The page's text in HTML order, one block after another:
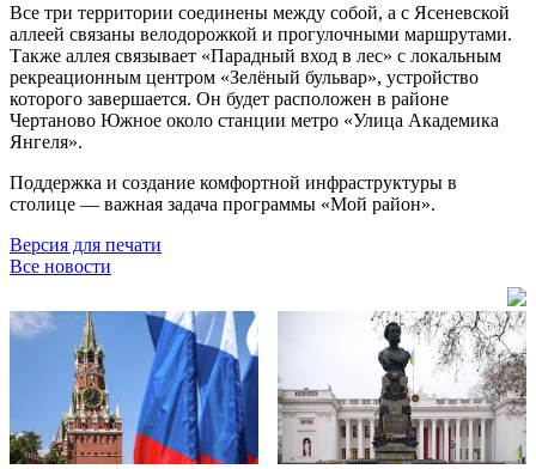
Все три территории соединены между собой, а с Ясеневской
аллеей связаны велодорожкой и прогулочными маршрутами.
Также аллея связывает «Парадный вход в лес» с локальным
рекреационным центром «Зелёный бульвар», устройство
которого завершается. Он будет расположен в районе
Чертаново Южное около станции метро «Улица Академика
Янгеля».
Поддержка и создание комфортной инфраструктуры в
столице — важная задача программы «Мой район».
Версия для печати
Все новости